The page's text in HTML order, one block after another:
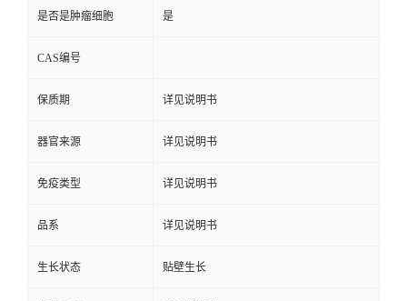
是否是肿瘤细胞 是
CAS编号
保质期 详见说明书
器官来源 详见说明书
免疫类型 详见说明书
品系 详见说明书
生长状态 贴壁生长